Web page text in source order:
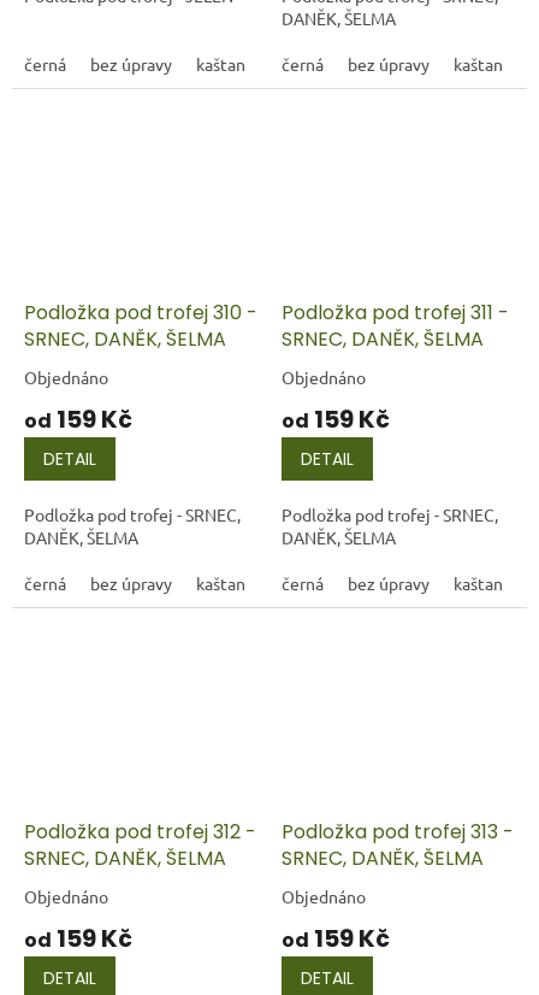
černá bez úpravy kaštan
DANĚK, ŠELMA
černá bez úpravy kaštan
Podložka pod trofej 310 -
SRNEC, DANĚK, ŠELMA
Objednáno
od 159 Kč
DETAIL
Podložka pod trofej - SRNEC,
DANĚK, ŠELMA
černá bez úpravy kaštan
Podložka pod trofej 311 -
SRNEC, DANĚK, ŠELMA
Objednáno
od 159 Kč
DETAIL
Podložka pod trofej - SRNEC,
DANĚK, ŠELMA
černá bez úpravy kaštan
Podložka pod trofej 312 -
SRNEC, DANĚK, ŠELMA
Objednáno
od 159 Kč
DETAIL
Podložka pod trofej 313 -
SRNEC, DANĚK, ŠELMA
Objednáno
od 159 Kč
DETAIL